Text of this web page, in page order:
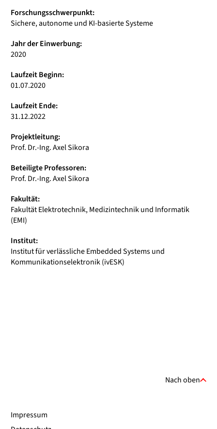
Forschungsschwerpunkt:
Sichere, autonome und KI-basierte Systeme
Jahr der Einwerbung:
2020
Laufzeit Beginn:
01.07.2020
Laufzeit Ende:
31.12.2022
Projektleitung:
Prof. Dr.-Ing. Axel Sikora
Beteiligte Professoren:
Prof. Dr.-Ing. Axel Sikora
Fakultät:
Fakultät Elektrotechnik, Medizintechnik und Informatik
(EMI)
Institut:
Institut für verlässliche Embedded Systems und
Kommunikationselektronik (ivESK)
Nach oben
Impressum